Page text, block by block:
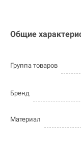
Общие
Группа товаров
Бренд
Материал